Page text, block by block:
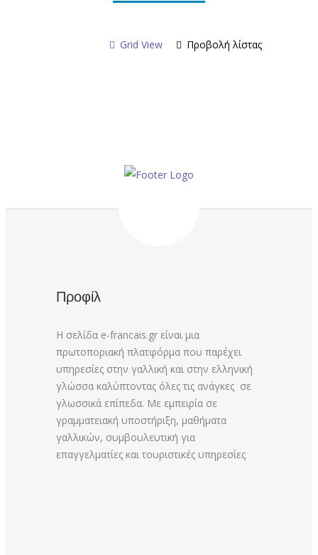
Grid View Προβολή λίστας
Προφίλ
Η σελίδα e-francais.gr είναι μια
πρωτοποριακή πλατφόρμα που παρέχει
υπηρεσίες στην γαλλική και στην ελληνική
γλώσσα καλύπτοντας όλες τις ανάγκες σε
γλωσσικά επίπεδα. Με εμπειρία σε
γραμματειακή υποστήριξη, μαθήματα
γαλλικών, συμβουλευτική για
επαγγελματίες και τουριστικές υπηρεσίες